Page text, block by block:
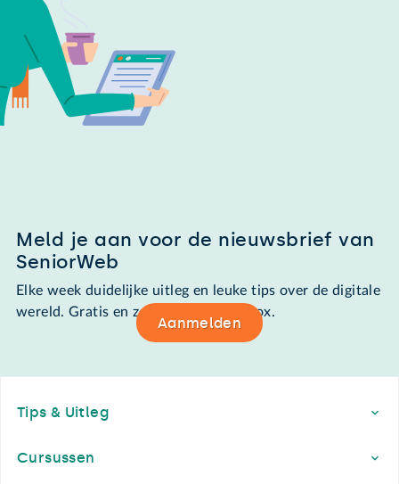
Meld je aan voor de nieuwsbrief van
SeniorWeb
Elke week duidelijke uitleg en leuke tips over de digitale
wereld. Gratis en zomaar in de mailbox.
Aanmelden
Tips & Uitleg
Cursussen